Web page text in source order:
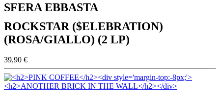
SFERA EBBASTA
ROCKSTAR ($ELEBRATION)
(ROSA/GIALLO) (2 LP)
39,90 €